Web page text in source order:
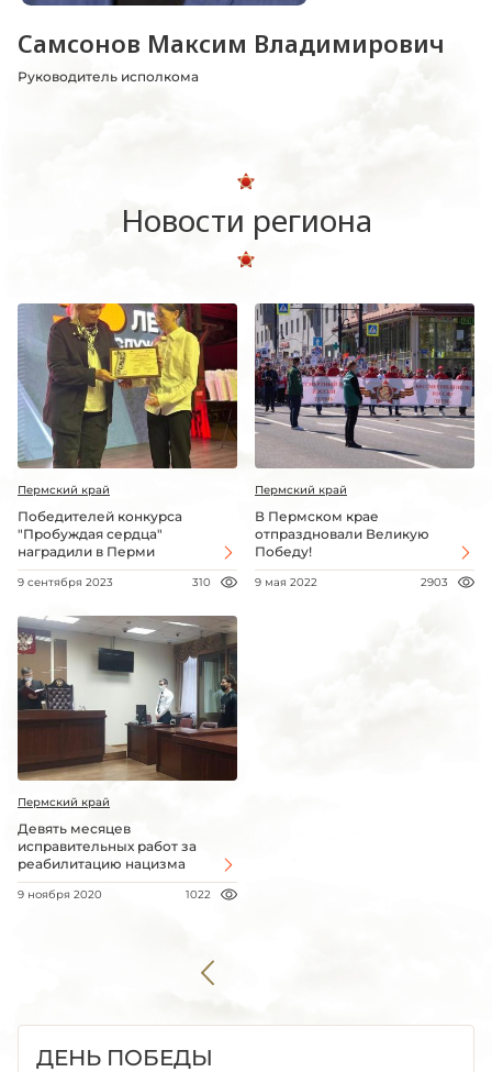
Самсонов Максим Владимирович
Руководитель исполкома
Новости региона
Пермский край
Победителей конкурса
"Пробуждая сердца"
наградили в Перми
9 сентября 2023 310
Пермский край
В Пермском крае
отпраздновали Великую
Победу!
9 мая 2022 2903
Пермский край
Девять месяцев
исправительных работ за
реабилитацию нацизма
9 ноября 2020 1022
ДЕНЬ ПОБЕДЫ